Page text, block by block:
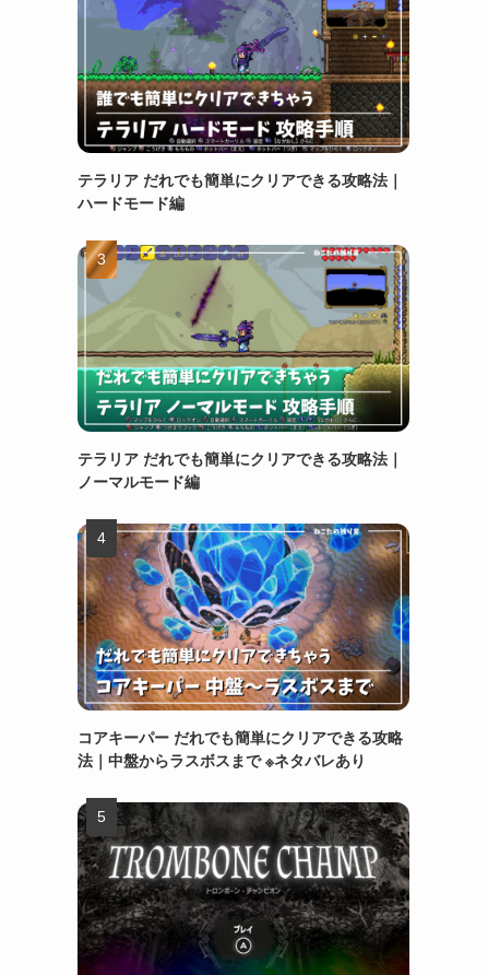
テラリア だれでも簡単にクリアできる攻略法｜
ハードモード編
テラリア だれでも簡単にクリアできる攻略法｜
ノーマルモード編
コアキーパー だれでも簡単にクリアできる攻略
法｜中盤からラスボスまで ※ネタバレあり